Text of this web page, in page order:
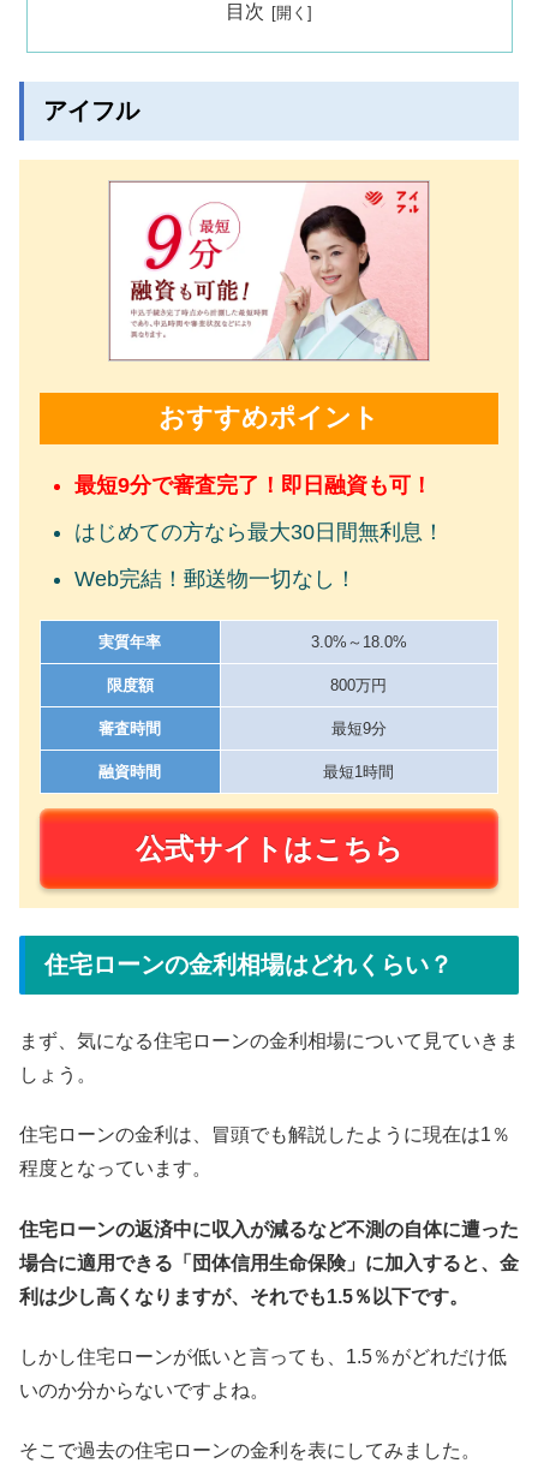
目次
アイフル
おすすめポイント
最短9分で審査完了！即日融資も可！
はじめての方なら最大30日間無利息！
Web完結！郵送物一切なし！
実質年率 3.0%～18.0%
限度額 800万円
審査時間 最短9分
融資時間 最短1時間
公式サイトはこちら
住宅ローンの金利相場はどれくらい？
まず、気になる住宅ローンの金利相場について見ていきま
しょう。
住宅ローンの金利は、冒頭でも解説したように現在は1％
程度となっています。
住宅ローンの返済中に収入が減るなど不測の自体に遭った
場合に適用できる「団体信用生命保険」に加入すると、金
利は少し高くなりますが、それでも1.5％以下です。
しかし住宅ローンが低いと言っても、1.5％がどれだけ低
いのか分からないですよね。
そこで過去の住宅ローンの金利を表にしてみました。